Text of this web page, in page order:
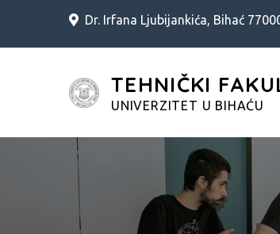
Dr. Irfana Ljubijankića, Bihać
TEHNIČKI
UNIVERZITET U BIHAĆU